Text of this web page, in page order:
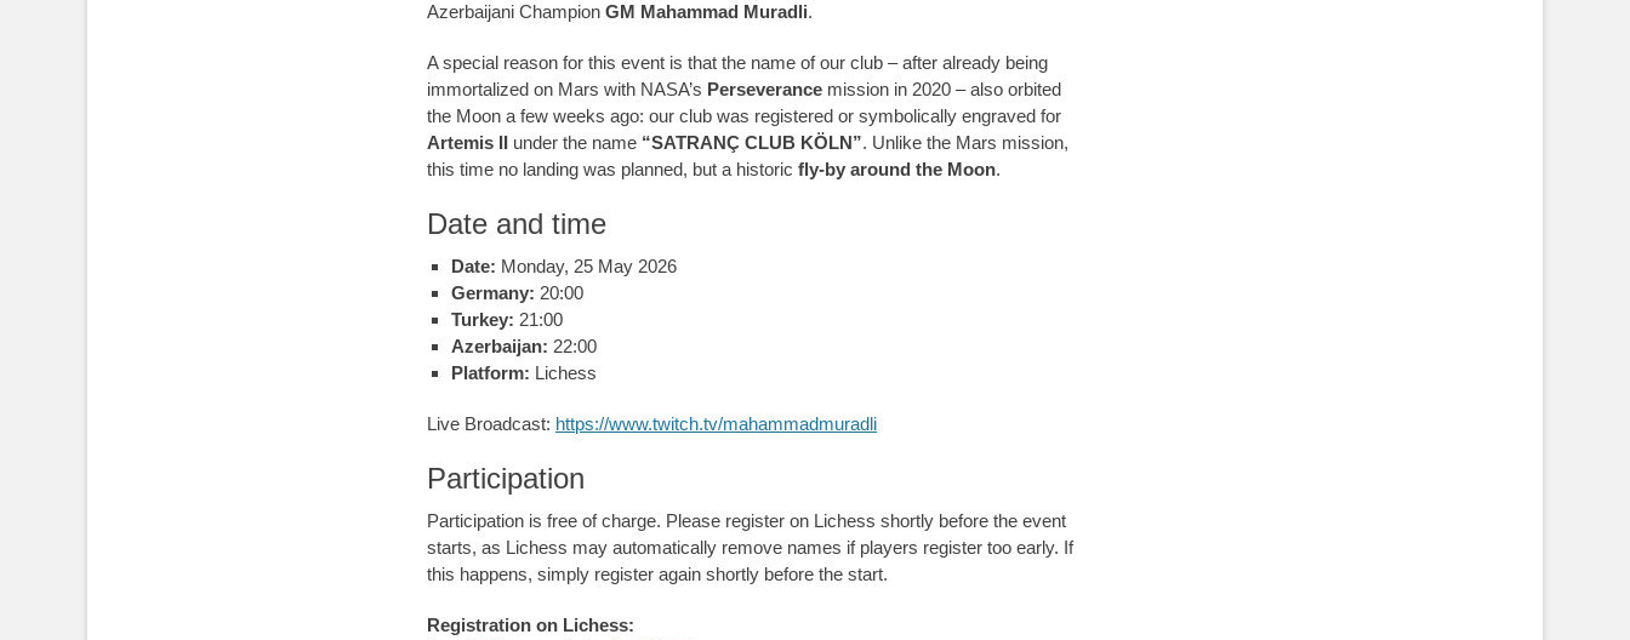
Azerbaijani Champion GM Mahammad Muradli.
A special reason for this event is that the name of our club – after already being
immortalized on Mars with NASA’s Perseverance mission in 2020 – also orbited
the Moon a few weeks ago: our club was registered or symbolically engraved for
Artemis II under the name “SATRANÇ CLUB KÖLN”. Unlike the Mars mission,
this time no landing was planned, but a historic fly-by around the Moon.
Date and time
Date: Monday, 25 May 2026
Germany: 20:00
Turkey: 21:00
Azerbaijan: 22:00
Platform: Lichess
Live Broadcast: https://www.twitch.tv/mahammadmuradli
Participation
Participation is free of charge. Please register on Lichess shortly before the event
starts, as Lichess may automatically remove names if players register too early. If
this happens, simply register again shortly before the start.
Registration on Lichess: